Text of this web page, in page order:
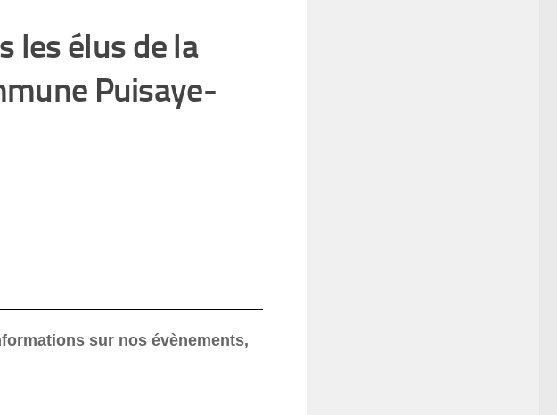
les élus de la
Puisaye-
sur nos évènements,